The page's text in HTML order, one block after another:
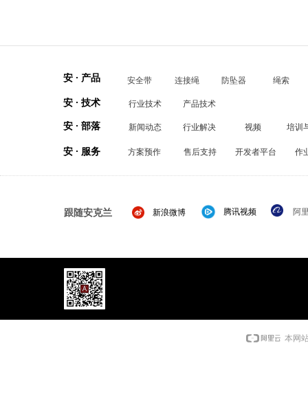
安全带 连接绳 防坠器 绳索
跟随安克兰 新浪微博 腾讯视频 阿
安 · 产品
安 · 技术
方案预作 售后支持 开发者平台 作
安 · 部落 新闻动态 行业解决 视频 培训
安 · 服务
行业技术 产品技术
本网